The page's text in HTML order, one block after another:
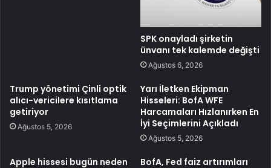
SPK onayladı şirketin
ünvanı tek kalemde değişti
Ağustos 6, 2026
Trump yönetimi Çinli optik
alıcı-vericilere kısıtlama
getiriyor
Ağustos 5, 2026
Yarı İletken Ekipman
Hisseleri: BofA WFE
Harcamaları Hızlanırken En
İyi Seçimlerini Açıkladı
Ağustos 5, 2026
Apple hissesi bugün neden
BofA, Fed faiz artırımları